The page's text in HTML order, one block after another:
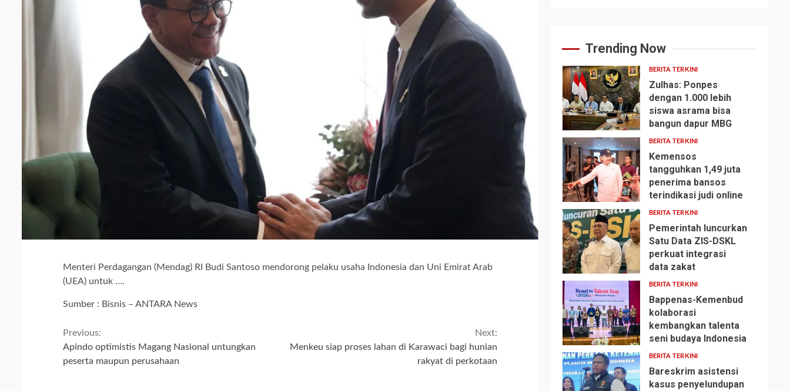
Menteri Perdagangan (Mendag) RI Budi Santoso mendorong pelaku usaha Indonesia dan Uni Emirat Arab
(UEA) untuk ….
Sumber : Bisnis – ANTARA News
Continue
Reading
Previous:
Apindo optimistis Magang Nasional untungkan
peserta maupun perusahaan
Next:
Menkeu siap proses lahan di Karawaci bagi hunian
rakyat di perkotaan
Trending Now
1
BERITA TERKINI
Zulhas: Ponpes
dengan 1.000 lebih
siswa asrama bisa
bangun dapur MBG
2
BERITA TERKINI
Kemensos
tangguhkan 1,49 juta
penerima bansos
terindikasi judi online
3
BERITA TERKINI
Pemerintah luncurkan
Satu Data ZIS-DSKL
perkuat integrasi
data zakat
4
BERITA TERKINI
Bappenas-Kemenbud
kolaborasi
kembangkan talenta
seni budaya Indonesia
BERITA TERKINI
Bareskrim asistensi
kasus penyelundupan